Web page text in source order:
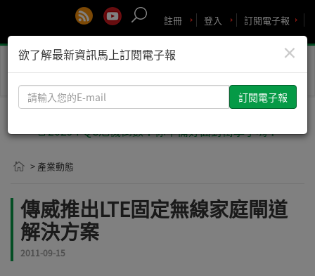
訂閱電子報
登入
註冊
Toggle
🚨2029 PQC危機倒數！你準備好面對衝擊了嗎？
> 產業動態
傳威推出LTE固定無線家庭閘道
解決方案
2011-09-15
×
欲了解最新資訊馬上訂閱電子報
請
輸
您
的
E-